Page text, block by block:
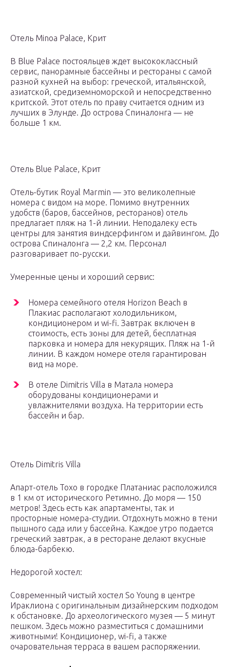
Отель Minoa Palace, Крит
В Blue Palace постояльцев ждет высококлассный
сервис, панорамные бассейны и рестораны с самой
разной кухней на выбор: греческой, итальянской,
азиатской, средиземноморской и непосредственно
критской. Этот отель по праву считается одним из
лучших в Элунде. До острова Спиналонга — не
больше 1 км.
Отель Blue Palace, Крит
Отель-бутик Royal Marmin — это великолепные
номера с видом на море. Помимо внутренних
удобств (баров, бассейнов, ресторанов) отель
предлагает пляж на 1-й линии. Неподалеку есть
центры для занятия виндсерфингом и дайвингом. До
острова Спиналонга — 2,2 км. Персонал
разговаривает по-русски.
Умеренные цены и хороший сервис:
Номера семейного отеля Horizon Beach в
Плакиас располагают холодильником,
кондиционером и wi-fi. Завтрак включен в
стоимость, есть зоны для детей, бесплатная
парковка и номера для некурящих. Пляж на 1-й
линии. В каждом номере отеля гарантирован
вид на море.
В отеле Dimitris Villa в Матала номера
оборудованы кондиционерами и
увлажнителями воздуха. На территории есть
бассейн и бар.
Отель Dimitris Villa
Апарт-отель Toxo в городке Платаниас расположился
в 1 км от исторического Ретимно. До моря — 150
метров! Здесь есть как апартаменты, так и
просторные номера-студии. Отдохнуть можно в тени
пышного сада или у бассейна. Каждое утро подается
греческий завтрак, а в ресторане делают вкусные
блюда-барбекю.
Недорогой хостел:
Современный чистый хостел So Young в центре
Ираклиона с оригинальным дизайнерским подходом
к обстановке. До археологического музея — 5 минут
пешком. Здесь можно разместиться с домашними
животными! Кондиционер, wi-fi, а также
очаровательная терраса в вашем распоряжении.